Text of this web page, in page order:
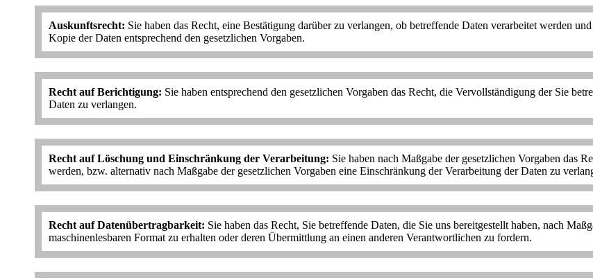
Auskunftsrecht: Sie haben das Recht, eine Bestätigung darüber zu verlangen, ob betreffende Daten verarbeitet werden
Kopie der Daten entsprechend den gesetzlichen Vorgaben.
Recht auf Berichtigung: Sie haben entsprechend den gesetzlichen Vorgaben das Recht, die Vervollständigung der Sie
Daten zu verlangen.
Recht auf Löschung und Einschränkung der Verarbeitung: Sie haben nach Maßgabe der gesetzlichen Vorgaben das
werden, bzw. alternativ nach Maßgabe der gesetzlichen Vorgaben eine Einschränkung der Verarbeitung der Daten zu
Recht auf Datenübertragbarkeit: Sie haben das Recht, Sie betreffende Daten, die Sie uns bereitgestellt haben, nach
maschinenlesbaren Format zu erhalten oder deren Übermittlung an einen anderen Verantwortlichen zu fordern.